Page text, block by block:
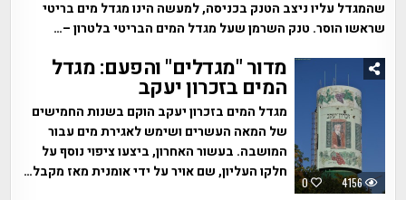
שהמגדל עליו ניצב הטנק בכניסה, למעשה הינו מגדל מים בריטי
שראשו הוסר. טנק השרמן שעל מגדל המים הבריטי בלטרון –…
0 4156
מדור "מגדלים" והפעם: מגדל
המים בזכרון יעקב
מגדל המים בזכרון יעקב הוקם בשנות החמישים
של המאה העשרים ושימש לאגירת מים עבור
המושבה. בעשור האחרון, ביצעו ציפוי נוסף על
חלקו העליון, שם אויר על ידי אומנית מאז מקבל…